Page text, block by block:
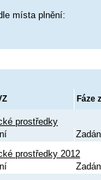
místa plnění:
Fáze
prostředky
prostředky 2012